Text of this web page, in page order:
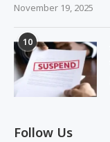
November 19, 2025
10
Follow Us